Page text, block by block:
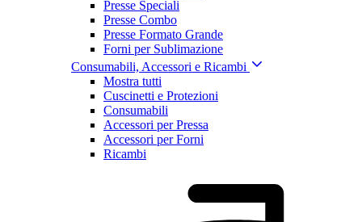
Presse Speciali
Presse Combo
Presse Formato Grande
Forni per Sublimazione
Consumabili, Accessori e Ricambi
Mostra tutti
Cuscinetti e Protezioni
Consumabili
Accessori per Pressa
Accessori per Forni
Ricambi